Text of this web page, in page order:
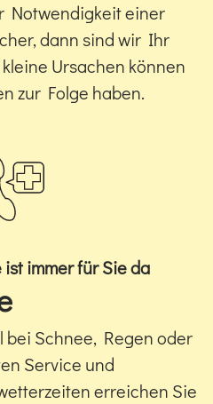
Notwendigkeit einer
dann sind wir Ihr
Ursachen können
zur Folge haben.
immer für Sie da
bei Schnee, Regen oder
Service und
erreichen Sie